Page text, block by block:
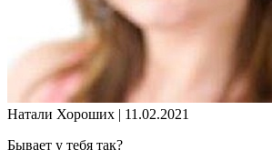
Натали Хороших | 11.02.2021
Бывает у тебя так?